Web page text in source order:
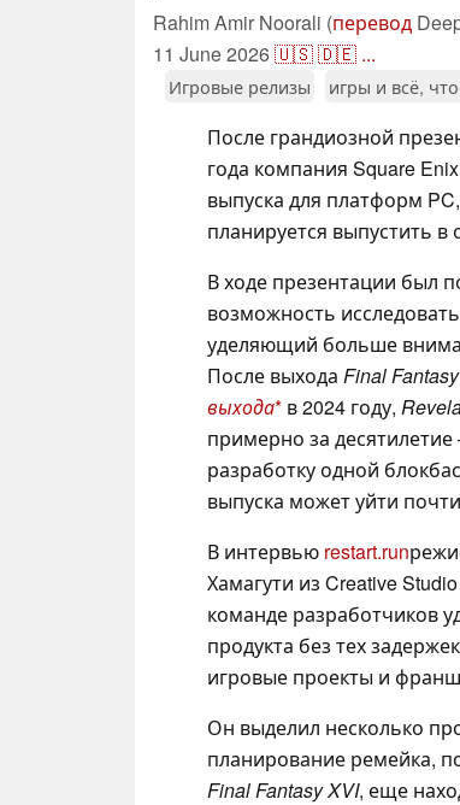
Rahim Amir Noorali (перевод
11 June 2026🇺🇸🇩🇪 ...
Игровые релизы игры и всё,
После грандиозной
года компания Square
выпуска для платформ
планируется выпустить в
В ходе презентации был
возможность
уделяющий больше
После выхода Final
выхода в 2024 году,
примерно за
разработку одной
выпуска может уйти
В интервью restart.run
Хамагути из Creative
команде разработчиков
продукта без тех
игровые проекты и
Он выделил несколько
планирование ремейка,
Final Fantasy XVI, еще